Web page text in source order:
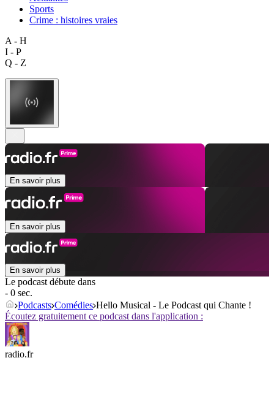
Sports
Crime : histoires vraies
A - H
I - P
Q - Z
En savoir plus
En savoir plus
En savoir plus
Le podcast débute dans
- 0 sec.
Podcasts Comédies Hello Musical - Le Podcast qui Chante !
Écoutez gratuitement ce podcast dans l'application :
radio.fr